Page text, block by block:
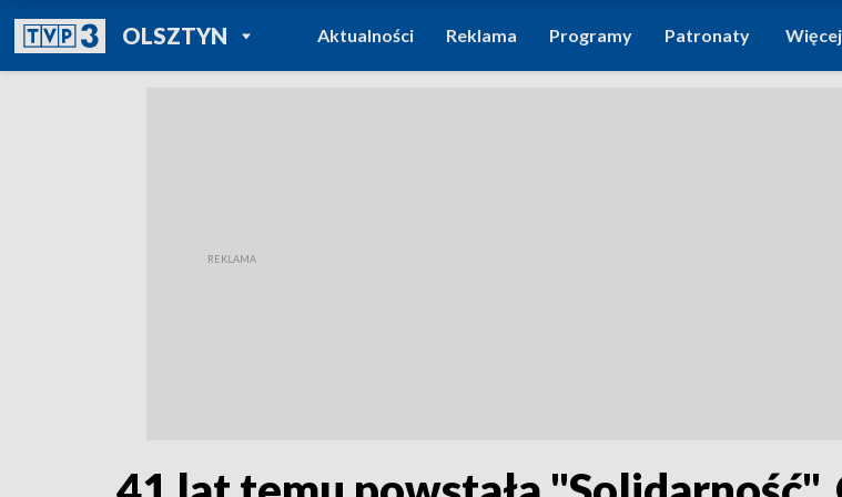
OLSZTYNPOWRÓT DO
TVP REGIONY
Aktualności Reklama Programy Patronaty Więcej